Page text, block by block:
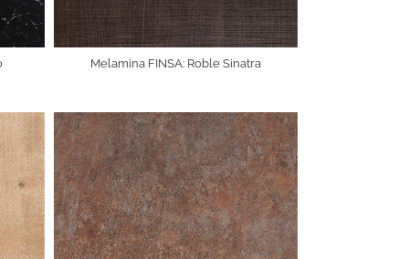
Melamina FINSA: Roble Sinatra